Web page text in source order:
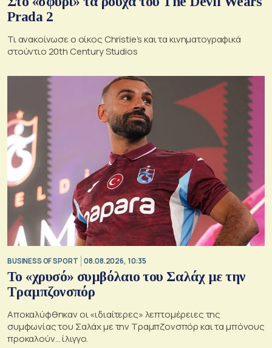
Prada 2
Τι ανακοίνωσε ο οίκος Christie’s και τα κινηματογραφικά
στούντιο 20th Century Studios
BUSINESS OF SPORT 08.08.2026, 10:35
Το «χρυσό» συμβόλαιο του Σαλάχ με την
Τραμπζονσπόρ
Αποκαλύφθηκαν οι «ιδιαίτερες» λεπτομέρειες της
συμφωνίας του Σαλάχ με την Τραμπζονσπόρ και τα μπόνους
προκαλούν… ίλιγγο.